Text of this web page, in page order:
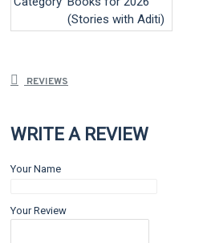
(Stories with Aditi)
REVIEWS
WRITE A REVIEW
Your Name
Your Review